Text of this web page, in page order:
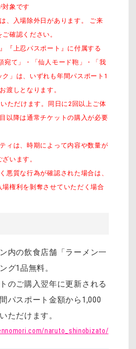
対象です
、入場除外日があります。 ご来
確認ください。
『上忍パスポート』に付属する
宛て」・「仙人モード鞄」・「我
」は、いずれも年間パスポート1
渡しとなります。
ただけます。同日に2回以上ご体
以降は通常チケットの購入が必要
ィは、時期によって内容や数量が
います。
悪質な行為が確認された場合は、
権利を剝奪させていただく場合
内の飲食店舗「ラーメン一
グ1品無料。
のご購入翌年に更新される
パスポート金額から1,000
ただけます。
naruto_shinobizato/